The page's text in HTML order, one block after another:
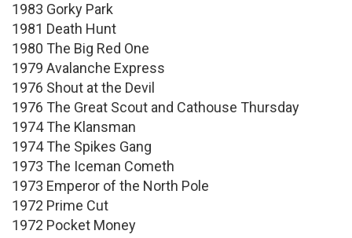
1983 Gorky Park
1981 Death Hunt
1980 The Big Red One
1979 Avalanche Express
1976 Shout at the Devil
1976 The Great Scout and Cathouse Thursday
1974 The Klansman
1974 The Spikes Gang
1973 The Iceman Cometh
1973 Emperor of the North Pole
1972 Prime Cut
1972 Pocket Money